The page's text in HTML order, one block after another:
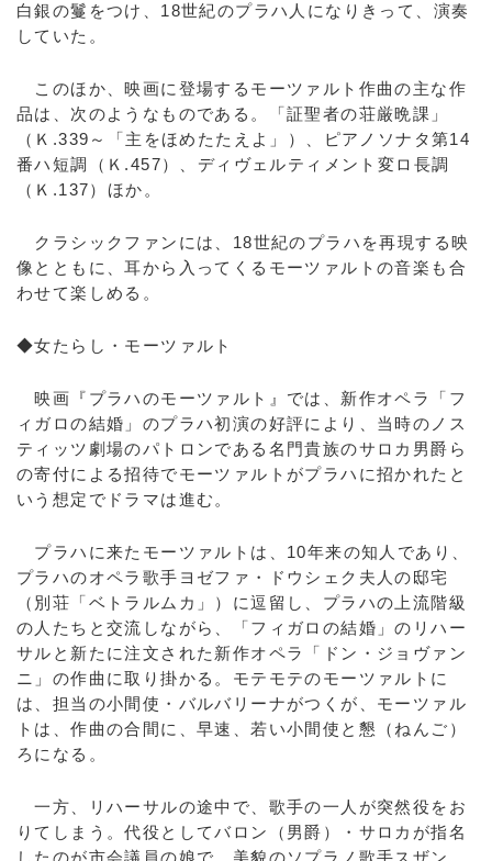
白銀の鬘をつけ、18世紀のプラハ人になりきって、演奏
していた。
このほか、映画に登場するモーツァルト作曲の主な作
品は、次のようなものである。「証聖者の荘厳晩課」
（Ｋ.339～「主をほめたたえよ」）、ピアノソナタ第14
番ハ短調（Ｋ.457）、ディヴェルティメント変ロ長調
（Ｋ.137）ほか。
クラシックファンには、18世紀のプラハを再現する映
像とともに、耳から入ってくるモーツァルトの音楽も合
わせて楽しめる。
◆女たらし・モーツァルト
映画『プラハのモーツァルト』では、新作オペラ「フ
ィガロの結婚」のプラハ初演の好評により、当時のノス
ティッツ劇場のパトロンである名門貴族のサロカ男爵ら
の寄付による招待でモーツァルトがプラハに招かれたと
いう想定でドラマは進む。
プラハに来たモーツァルトは、10年来の知人であり、
プラハのオペラ歌手ヨゼファ・ドウシェク夫人の邸宅
（別荘「ベトラルムカ」）に逗留し、プラハの上流階級
の人たちと交流しながら、「フィガロの結婚」のリハー
サルと新たに注文された新作オペラ「ドン・ジョヴァン
ニ」の作曲に取り掛かる。モテモテのモーツァルトに
は、担当の小間使・バルバリーナがつくが、モーツァル
トは、作曲の合間に、早速、若い小間使と懇（ねんご）
ろになる。
一方、リハーサルの途中で、歌手の一人が突然役をお
りてしまう。代役としてバロン（男爵）・サロカが指名
したのが市会議員の娘で、美貌のソプラノ歌手スザン